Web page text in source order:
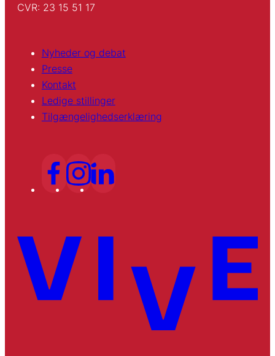
CVR: 23 15 51 17
Nyheder og debat
Presse
Kontakt
Ledige stillinger
Tilgængelighedserklæring